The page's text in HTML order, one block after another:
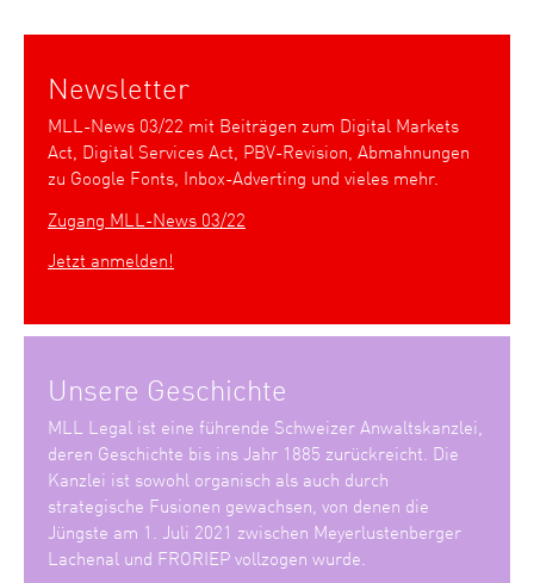
Newsletter
MLL-News 03/22 mit Beiträgen zum Digital Markets
Act, Digital Services Act, PBV-Revision, Abmahnungen
zu Google Fonts, Inbox-Adverting und vieles mehr.
Zugang MLL-News 03/22
Jetzt anmelden!
Unsere Geschichte
MLL Legal ist eine führende Schweizer Anwaltskanzlei,
deren Geschichte bis ins Jahr 1885 zurückreicht. Die
Kanzlei ist sowohl organisch als auch durch
strategische Fusionen gewachsen, von denen die
Jüngste am 1. Juli 2021 zwischen Meyerlustenberger
Lachenal und FRORIEP vollzogen wurde.